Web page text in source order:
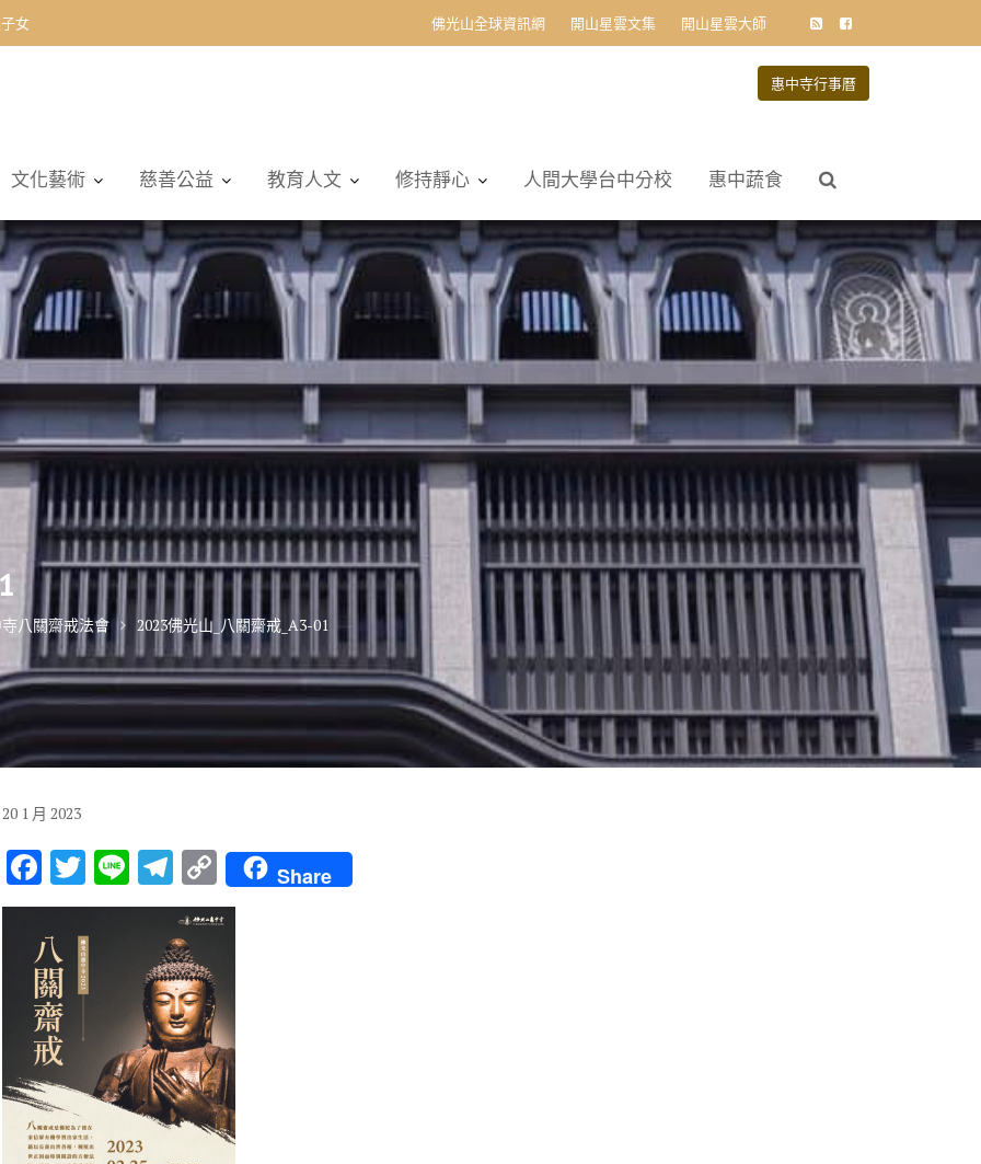
女 佛光山全球資訊網 開山星雲文集 開山星雲大師
惠中寺行事曆
文化藝術 慈善公益 教育人文 修持靜心 人間大學台中分校 惠中蔬食
八關齋戒法會 2023佛光山_八關齋戒_A3-01
20 1 月 2023
F
ac
e
b
o
o
k
T
w
it
te
r
Li
n
T
el
e
gr
a
m
C
o
p
Li
n
k
Share